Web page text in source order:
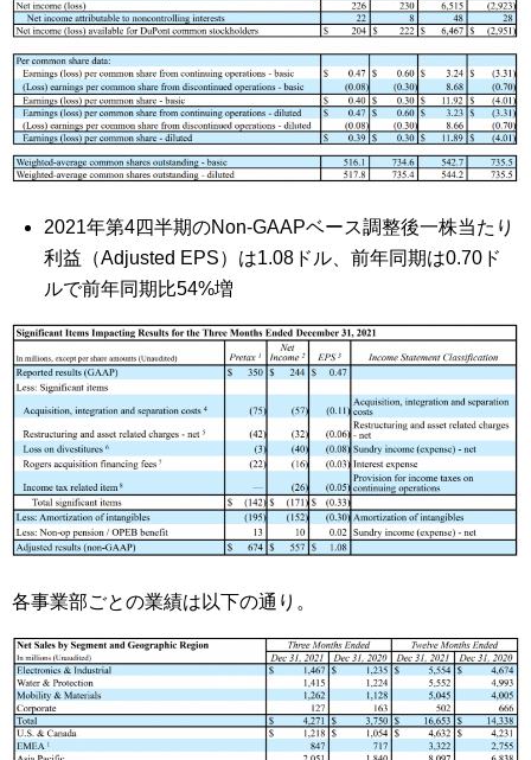
2021年第4四半期のNon-GAAPベース調整後一株当たり
利益（Adjusted EPS）は1.08ドル、前年同期は0.70ド
ルで前年同期比54%増
各事業部ごとの業績は以下の通り。